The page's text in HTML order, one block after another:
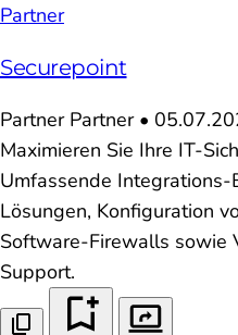
Partner
Securepoint
Partner Partner •
Maximieren Sie Ihre IT-
Umfassende
Lösungen, Konfiguration
Software-Firewalls sowie
Support.